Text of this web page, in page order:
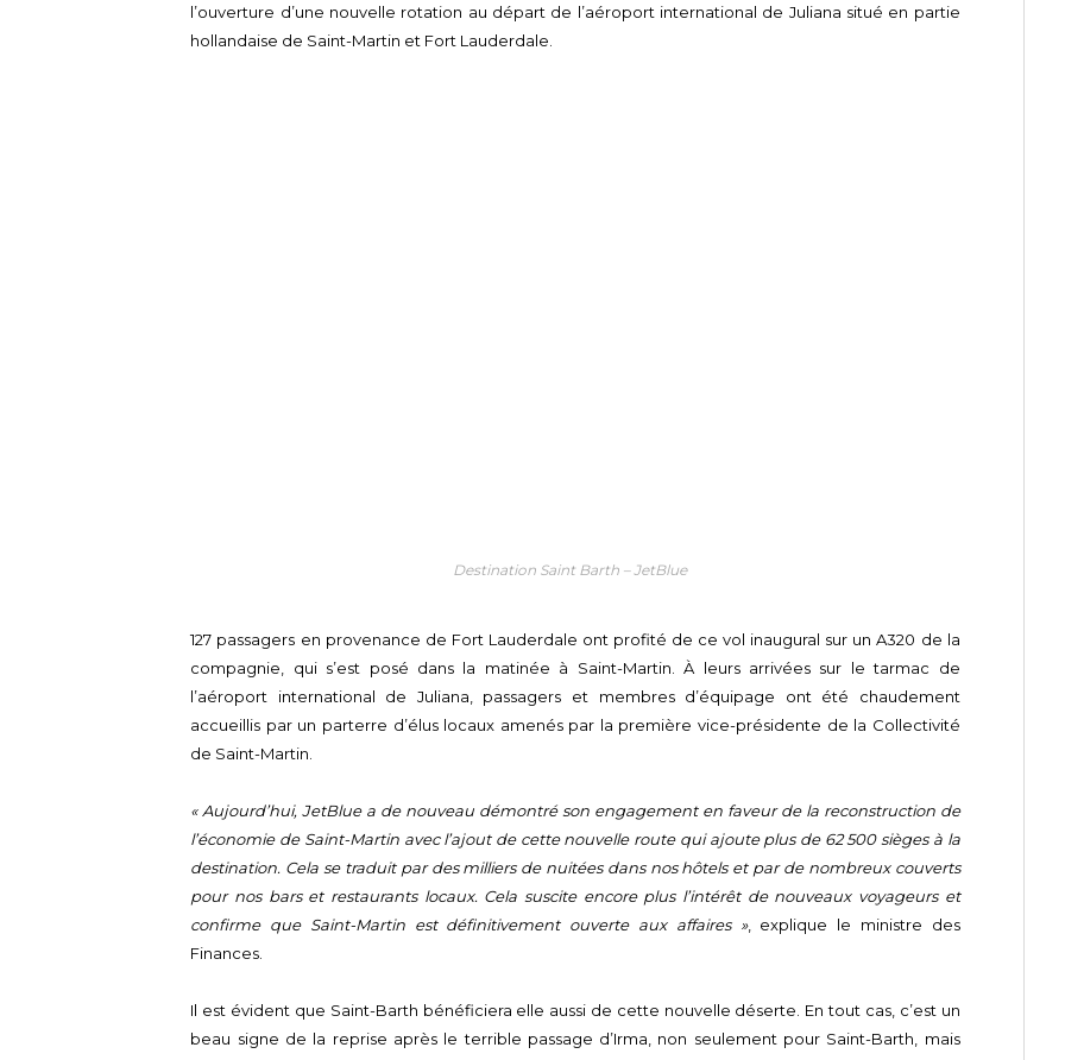
l’ouverture d’une nouvelle rotation au départ de l’aéroport international de Juliana situé en partie
hollandaise de Saint-Martin et Fort Lauderdale.
Destination Saint Barth – JetBlue
127 passagers en provenance de Fort Lauderdale ont profité de ce vol inaugural sur un A320 de la
compagnie, qui s’est posé dans la matinée à Saint-Martin. À leurs arrivées sur le tarmac de
l’aéroport international de Juliana, passagers et membres d’équipage ont été chaudement
accueillis par un parterre d’élus locaux amenés par la première vice-présidente de la Collectivité
de Saint-Martin.
« Aujourd’hui, JetBlue a de nouveau démontré son engagement en faveur de la reconstruction de
l’économie de Saint-Martin avec l’ajout de cette nouvelle route qui ajoute plus de 62 500 sièges à la
destination. Cela se traduit par des milliers de nuitées dans nos hôtels et par de nombreux couverts
pour nos bars et restaurants locaux. Cela suscite encore plus l’intérêt de nouveaux voyageurs et
confirme que Saint-Martin est définitivement ouverte aux affaires », explique le ministre des
Finances.
Il est évident que Saint-Barth bénéficiera elle aussi de cette nouvelle déserte. En tout cas, c’est un
beau signe de la reprise après le terrible passage d’Irma, non seulement pour Saint-Barth, mais